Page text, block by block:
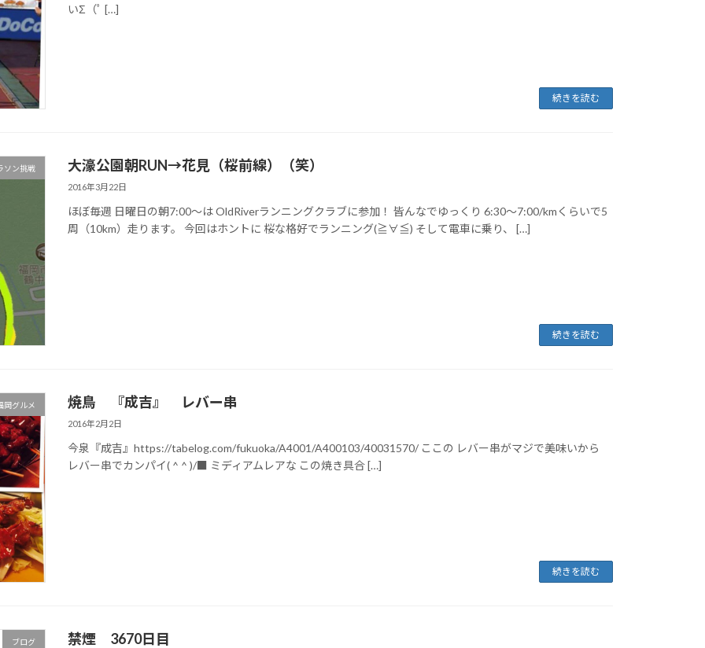
いΣ（ﾟ […]
続きを読む
ソン挑戦 大濠公園朝RUN→花見（桜前線）（笑）
2016年3月22日
ほぼ毎週 日曜日の朝7:00〜は OldRiverランニングクラブに参加！ 皆んなでゆっくり 6:30〜7:00/kmくらいで5
周（10km）走ります。 今回はホントに 桜な格好でランニング(≧∀≦) そして電車に乗り、 […]
続きを読む
岡グルメ 焼鳥 『成吉』 レバー串
2016年2月2日
今泉『成吉』https://tabelog.com/fukuoka/A4001/A400103/40031570/ ここの レバー串がマジで美味いから
レバー串でカンパイ( ^ ^ )/■ ミディアムレアな この焼き具合 […]
続きを読む
ブログ 禁煙 3670日目